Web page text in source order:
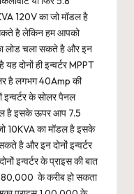
120V का जो मॉडल है
है लेकिन हम आपको
लोड चला सकते है और इन
दोनों ही इन्वर्टर MPPT
है लगभग 40Amp की
इन्वर्टर के सोलर पैनल
है इसके ऊपर आप 7.5
10KVA का मॉडल है इसके
है और इन दोनों इन्वर्टर
इन्वर्टर के प्राइस की बात
80,000 के करीब हो सकता